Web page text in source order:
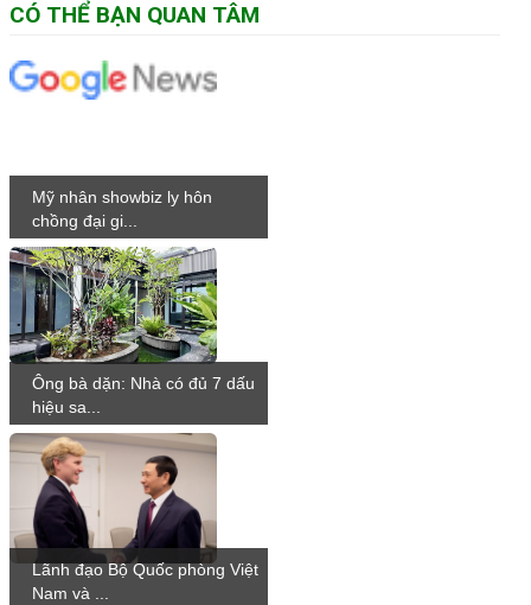
CÓ THỂ BẠN QUAN TÂM
Mỹ nhân showbiz ly hôn
chồng đại gi...
Ông bà dặn: Nhà có đủ 7 dấu
hiệu sa...
Lãnh đạo Bộ Quốc phòng Việt
Nam và ...